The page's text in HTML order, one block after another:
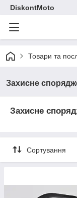
DiskontMoto
Товари та
Захисне
Захисне
Сортування